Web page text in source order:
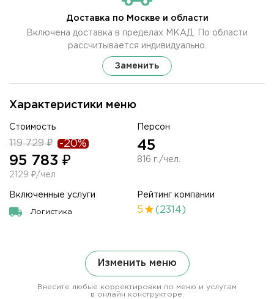
Характеристики меню
Стоимость
119 729 ₽ -20%
95 783 ₽
2129 ₽/чел
Персон
45
816 г./чел.
Включенные услуги
Логистика
Рейтинг компании
5 (2314)
Изменить меню
Внесите любые корректировки по меню и услугам
в онлайн конструкторе.
Доставка по Москве и области
Включена доставка в пределах МКАД. По области
рассчитывается индивидуально.
Заменить